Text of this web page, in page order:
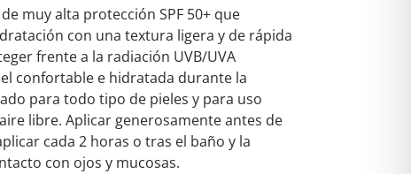
muy alta protección SPF 50+ que
con una textura ligera y de rápida
frente a la radiación UVB/UVA
confortable e hidratada durante la
para todo tipo de pieles y para uso
libre. Aplicar generosamente antes de
cada 2 horas o tras el baño y la
con ojos y mucosas.